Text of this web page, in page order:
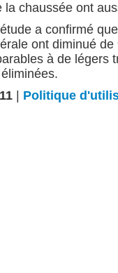
la chaussée ont
a confirmé
ont diminué
à de légers
Politique